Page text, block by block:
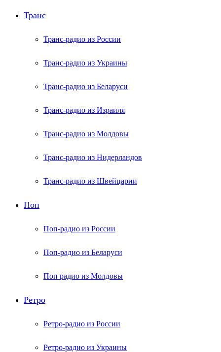
Транс
Транс-радио из России
Транс-радио из Украины
Транс-радио из Беларуси
Транс-радио из Израиля
Транс-радио из Молдовы
Транс-радио из Нидерландов
Транс-радио из Швейцарии
Поп
Поп-радио из России
Поп-радио из Беларуси
Поп радио из Молдовы
Ретро
Ретро-радио из России
Ретро-радио из Украины